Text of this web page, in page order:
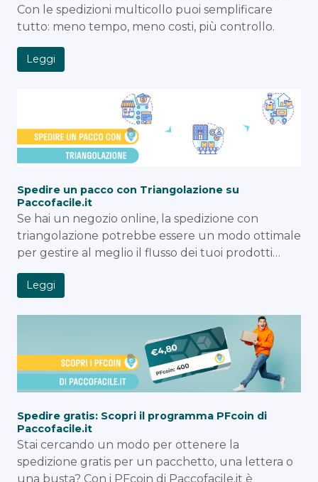
Con le spedizioni multicollo puoi semplificare
tutto: meno tempo, meno costi, più controllo.
Leggi
Spedire un pacco con Triangolazione su
Paccofacile.it
Se hai un negozio online, la spedizione con
triangolazione potrebbe essere un modo ottimale
per gestire al meglio il flusso dei tuoi prodotti…
Leggi
Spedire gratis: Scopri il programma PFcoin di
Paccofacile.it
Stai cercando un modo per ottenere la
spedizione gratis per un pacchetto, una lettera o
una busta? Con i PFcoin di Paccofacile.it è